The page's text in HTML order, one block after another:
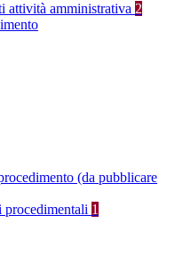
attività amministrativa 2
(da pubblicare
1